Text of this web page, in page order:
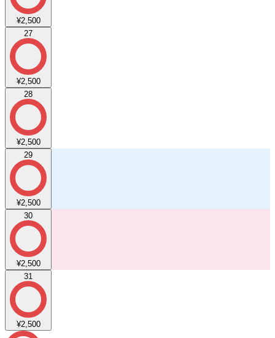
¥2,500
27
¥2,500
28
¥2,500
29
¥2,500
30
¥2,500
31
¥2,500